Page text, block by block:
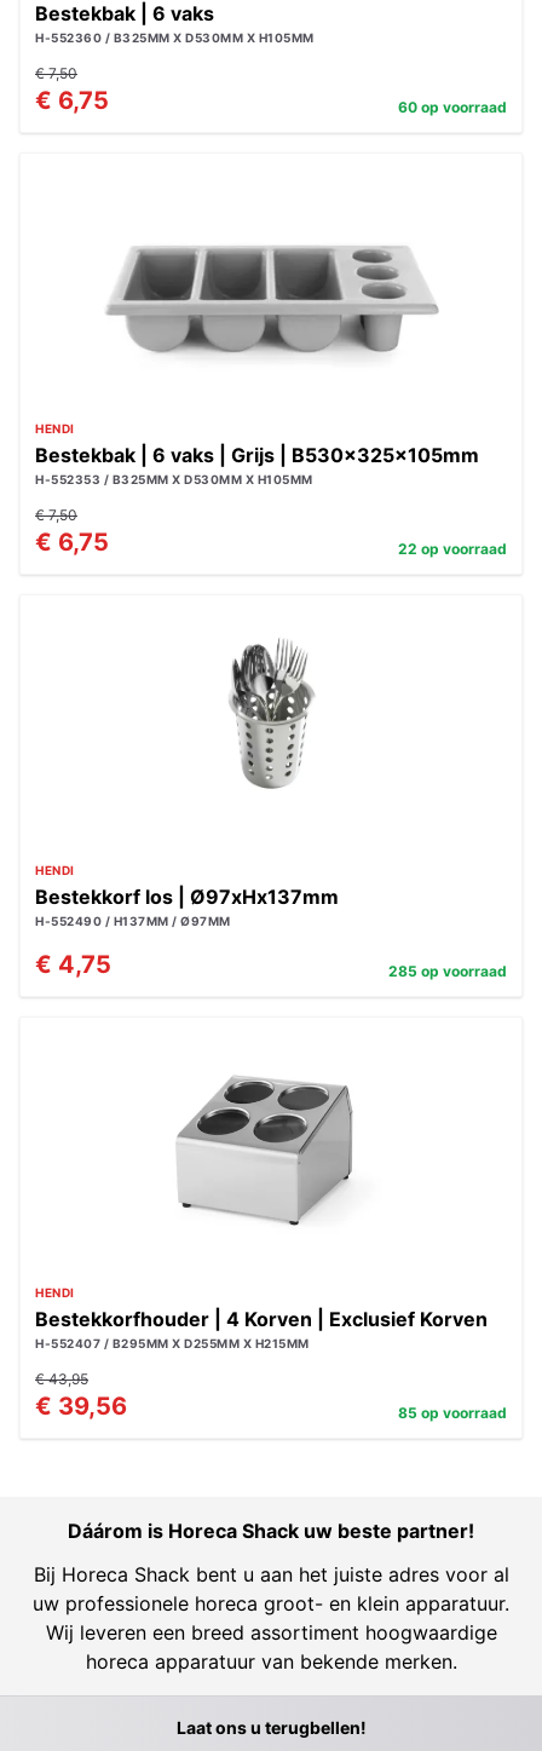
Bestekbak | 6 vaks
H-552360 / B325MM X D530MM X H105MM
€ 7,50
€ 6,75 60 op voorraad
HENDI
Bestekbak | 6 vaks | Grijs | B530x325x105mm
H-552353 / B325MM X D530MM X H105MM
€ 7,50
€ 6,75 22 op voorraad
HENDI
Bestekkorf los | Ø97xHx137mm
H-552490 / H137MM / Ø97MM
€ 4,75 285 op voorraad
HENDI
Bestekkorfhouder | 4 Korven | Exclusief Korven
H-552407 / B295MM X D255MM X H215MM
€ 43,95
€ 39,56 85 op voorraad
Dáárom is Horeca Shack uw beste partner!
Bij Horeca Shack bent u aan het juiste adres voor al
uw professionele horeca groot- en klein apparatuur.
Wij leveren een breed assortiment hoogwaardige
horeca apparatuur van bekende merken.
Laat ons u terugbellen!